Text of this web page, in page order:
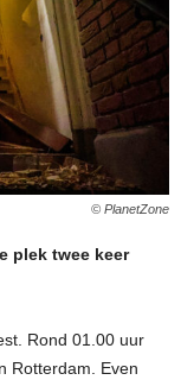
© PlanetZone
plek twee keer
Rond 01.00 uur
Rotterdam. Even